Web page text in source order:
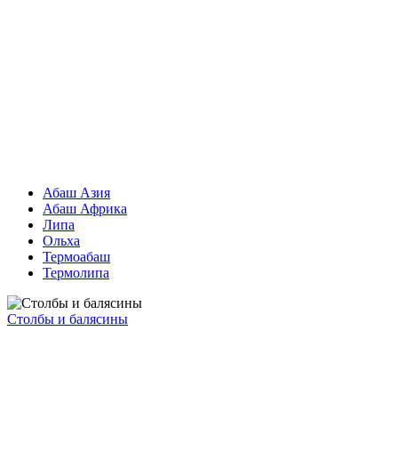
Абаш Азия
Абаш Африка
Липа
Ольха
Термоабаш
Термолипа
Столбы и балясины